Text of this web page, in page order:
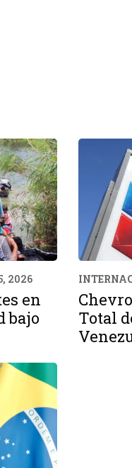
2026
en
bajo
Total